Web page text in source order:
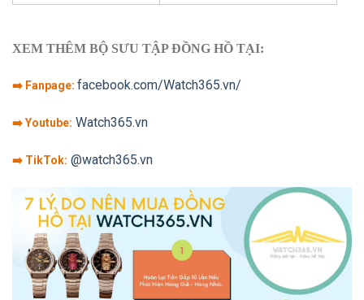
XEM THÊM BỘ SƯU TẬP ĐỒNG HỒ TẠI:
➡️ Fanpage: facebook.com/Watch365.vn/
➡️ Youtube: Watch365.vn
➡️ TikTok: @watch365.vn